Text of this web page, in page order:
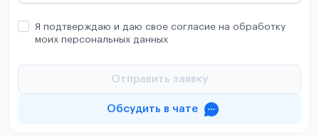
Я подтверждаю и даю свое согласие на обработку
моих персональных данных
Отправить заявку
Обсудить в чате